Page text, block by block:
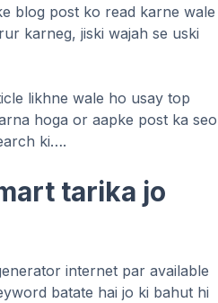
blog post ko read karne wale
karneg, jiski wajah se uski
likhne wale ho usay top
hoga or aapke post ka seo
ki….
tarika jo
internet par available
batate hai jo ki bahut hi